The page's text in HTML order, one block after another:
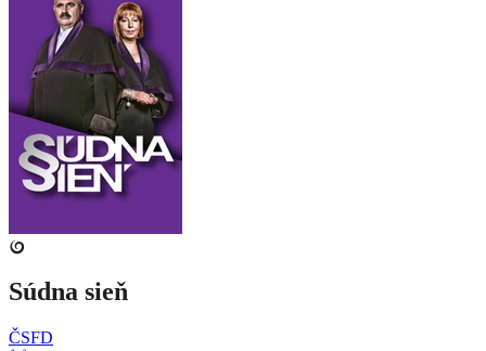
Súdna sieň
ČSFD